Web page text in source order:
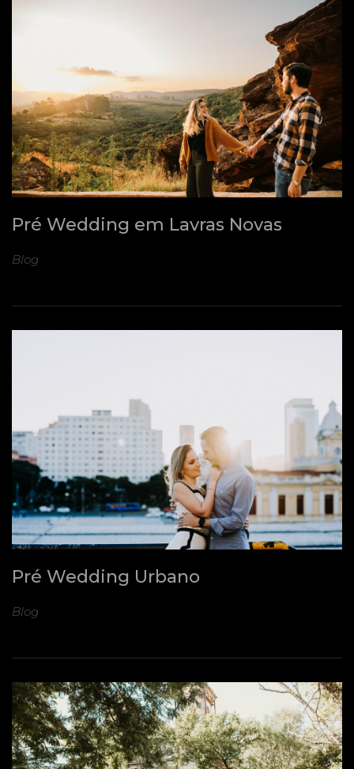
Pré Wedding em Lavras Novas
Blog
Pré Wedding Urbano
Blog